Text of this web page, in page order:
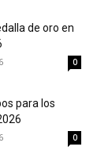
de oro en
0
para los
0